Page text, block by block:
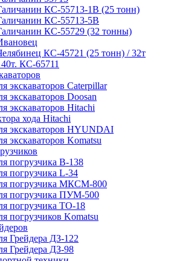
КС-55713-1В (25 тонн)
КС-55713-5В
КС-55729 (32 тонны)
КС-45721 (25 тонн) / 32т
КС-65711
экскаваторов Caterpillar
экскаваторов Doosan
экскаваторов Hitachi
хода Hitachi
экскаваторов HYUNDAI
экскаваторов Komatsu
погрузчика B-138
погрузчика L-34
погрузчика МКСМ-800
погрузчика ПУМ-500
погрузчика ТО-18
погрузчиков Komatsu
Грейдера ДЗ-122
Грейдера ДЗ-98